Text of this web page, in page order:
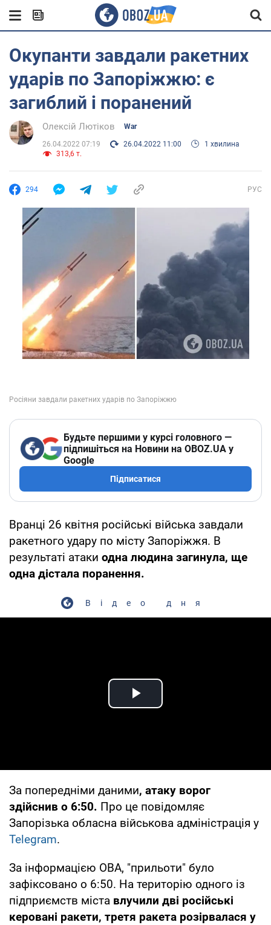
Окупанти завдали ракетних
ударів по Запоріжжю: є
загиблий і поранений
Олексій Лютіков War
26.04.2022 07:19 26.04.2022 11:00
1 хвилина
313,6 т.
294 РУС
Будьте першими у курсі головного —
підпишіться на Новини на OBOZ.UA у
Google
Підписатися
Вранці 26 квітня російські війська завдали
ракетного удару по місту Запоріжжя. В
результаті атаки одна людина загинула, ще
одна дістала поранення.
Відео дня
Play Video
За попередніми даними, атаку ворог
здійснив о 6:50. Про це повідомляє
Запорізька обласна військова адміністрація у
Telegram.
За інформацією ОВА, "прильоти" було
зафіксовано о 6:50. На територію одного із
підприємств міста влучили дві російські
керовані ракети, третя ракета розірвалася у